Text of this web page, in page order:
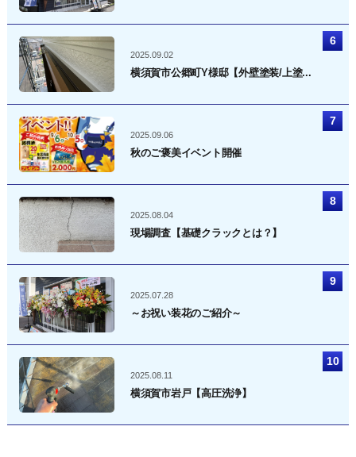
2025.09.02
横須賀市公郷町Y様邸【外壁塗装/上塗...
2025.09.06
秋のご褒美イベント開催
2025.08.04
現場調査【基礎クラックとは？】
2025.07.28
～お祝い装花のご紹介～
2025.08.11
横須賀市岩戸【高圧洗浄】